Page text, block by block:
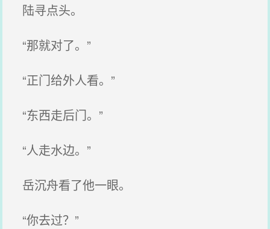
陆寻点头。
“那就对了。”
“正门给外人看。”
“东西走后门。”
“人走水边。”
岳沉舟看了他一眼。
“你去过？”